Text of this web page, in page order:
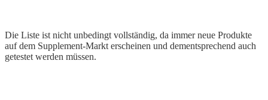
Die Liste ist nicht unbedingt vollständig, da immer neue Produkte
auf dem Supplement-Markt erscheinen und dementsprechend auch
getestet werden müssen.